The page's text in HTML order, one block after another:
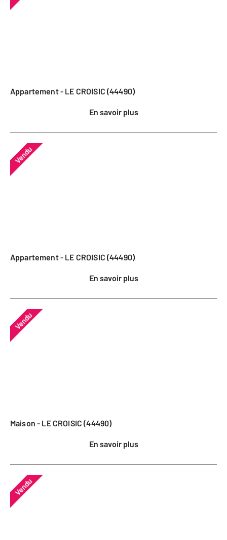
Appartement - LE CROISIC (44490)
En savoir plus
Vendu
Appartement - LE CROISIC (44490)
En savoir plus
Vendu
Maison - LE CROISIC (44490)
En savoir plus
Vendu